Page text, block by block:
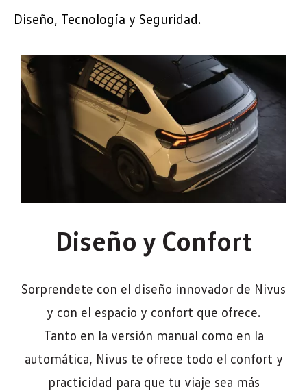
Diseño, Tecnología y Seguridad.
Diseño y Confort
Sorprendete con el diseño innovador de Nivus
y con el espacio y confort que ofrece.
Tanto en la versión manual como en la
automática, Nivus te ofrece todo el confort y
practicidad para que tu viaje sea más